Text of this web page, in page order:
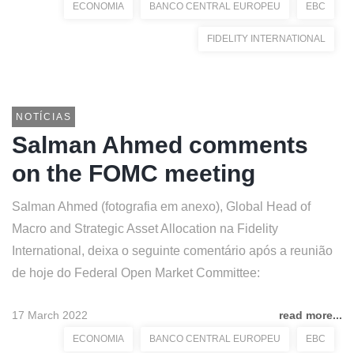
ECONOMIA BANCO CENTRAL EUROPEU EBC
FIDELITY INTERNATIONAL
NOTÍCIAS
Salman Ahmed comments
on the FOMC meeting
Salman Ahmed (fotografia em anexo), Global Head of
Macro and Strategic Asset Allocation na Fidelity
International, deixa o seguinte comentário após a reunião
de hoje do Federal Open Market Committee:
17 March 2022 read more...
ECONOMIA BANCO CENTRAL EUROPEU EBC